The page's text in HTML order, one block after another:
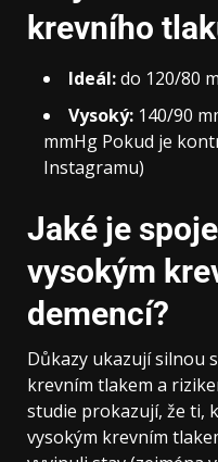
krevního
Ideál:do 120/80
Vysoký: 140/90
mmHg Pokud je
Instagramu)
Jaké je
vysokým
demencí?
Důkazy ukazují silnou
krevním tlakem a
studie prokazují, že ti,
vysokým krevním